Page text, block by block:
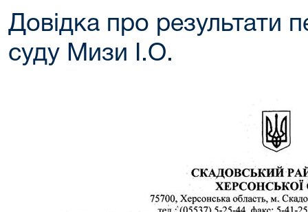
Довідка про результати
суду Мизи І.О.